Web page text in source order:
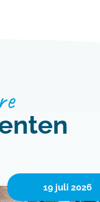
19 juli 2026